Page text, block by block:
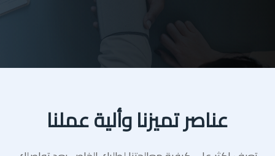
عناصر تميزنا وألية عملنا